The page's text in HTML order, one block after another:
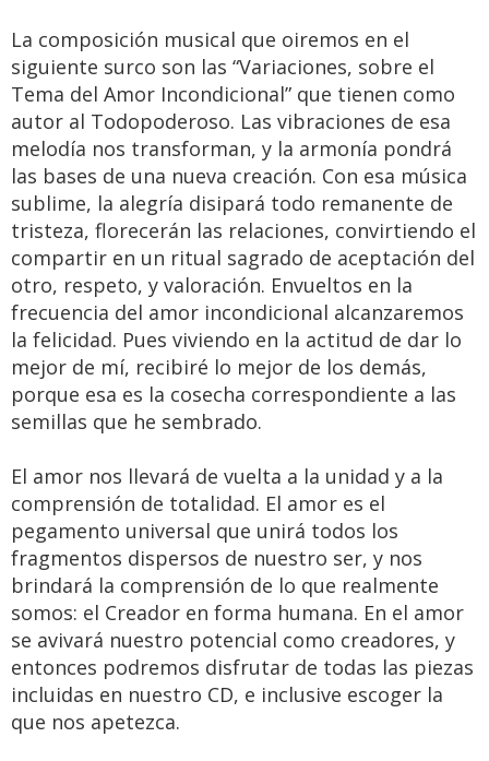
La composición musical que oiremos en el
siguiente surco son las “Variaciones, sobre el
Tema del Amor Incondicional” que tienen como
autor al Todopoderoso. Las vibraciones de esa
melodía nos transforman, y la armonía pondrá
las bases de una nueva creación. Con esa música
sublime, la alegría disipará todo remanente de
tristeza, florecerán las relaciones, convirtiendo el
compartir en un ritual sagrado de aceptación del
otro, respeto, y valoración. Envueltos en la
frecuencia del amor incondicional alcanzaremos
la felicidad. Pues viviendo en la actitud de dar lo
mejor de mí, recibiré lo mejor de los demás,
porque esa es la cosecha correspondiente a las
semillas que he sembrado.
El amor nos llevará de vuelta a la unidad y a la
comprensión de totalidad. El amor es el
pegamento universal que unirá todos los
fragmentos dispersos de nuestro ser, y nos
brindará la comprensión de lo que realmente
somos: el Creador en forma humana. En el amor
se avivará nuestro potencial como creadores, y
entonces podremos disfrutar de todas las piezas
incluidas en nuestro CD, e inclusive escoger la
que nos apetezca.